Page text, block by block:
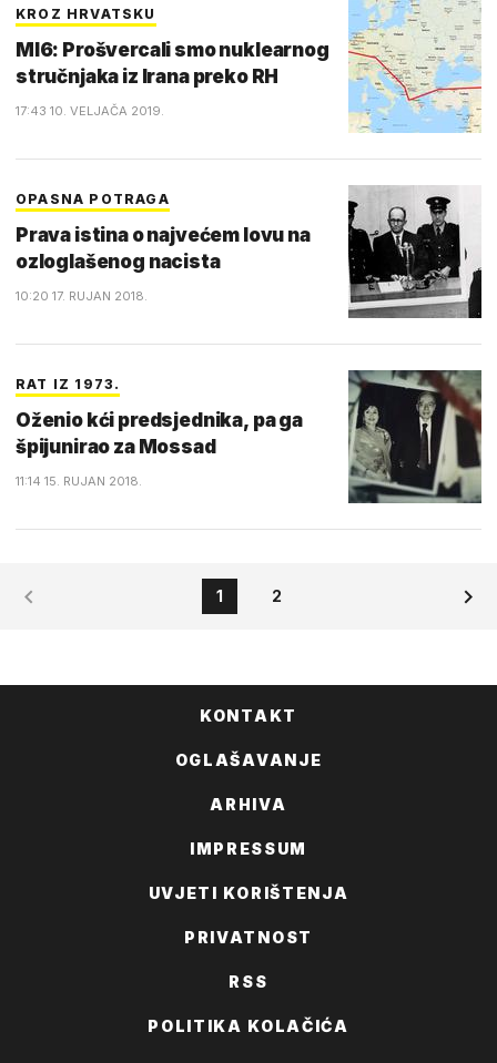
KROZ HRVATSKU
MI6: Prošvercali smo nuklearnog
stručnjaka iz Irana preko RH
17:43 10. VELJAČA 2019.
OPASNA POTRAGA
Prava istina o najvećem lovu na
ozloglašenog nacista
10:20 17. RUJAN 2018.
RAT IZ 1973.
Oženio kći predsjednika, pa ga
špijunirao za Mossad
11:14 15. RUJAN 2018.
1 2
KONTAKT
OGLAŠAVANJE
ARHIVA
IMPRESSUM
UVJETI KORIŠTENJA
PRIVATNOST
RSS
POLITIKA KOLAČIĆA